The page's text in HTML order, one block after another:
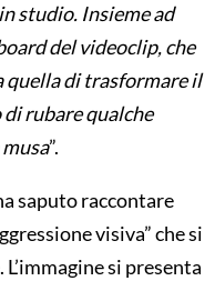
studio. Insieme ad
del videoclip, che
quella di trasformare il
rubare qualche
”.
saputo raccontare
visiva” che si
si presenta